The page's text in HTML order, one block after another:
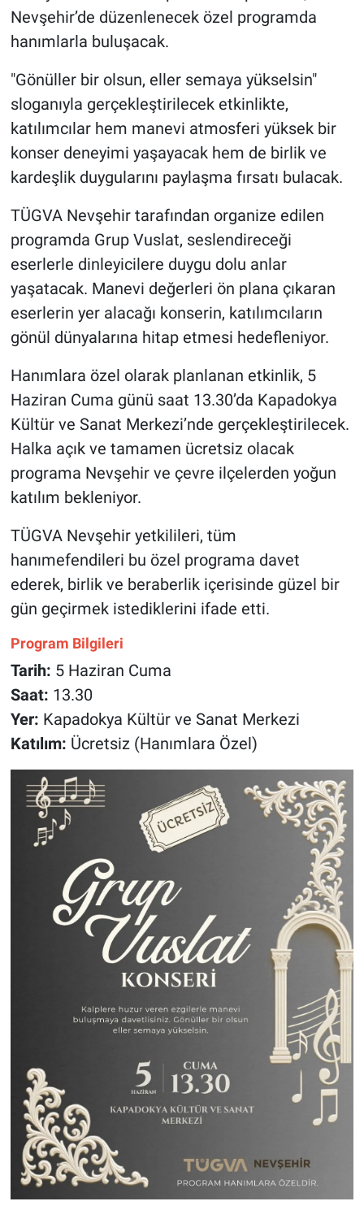
Nevşehir’de düzenlenecek özel programda
hanımlarla buluşacak.
"Gönüller bir olsun, eller semaya yükselsin"
sloganıyla gerçekleştirilecek etkinlikte,
katılımcılar hem manevi atmosferi yüksek bir
konser deneyimi yaşayacak hem de birlik ve
kardeşlik duygularını paylaşma fırsatı bulacak.
TÜGVA Nevşehir tarafından organize edilen
programda Grup Vuslat, seslendireceği
eserlerle dinleyicilere duygu dolu anlar
yaşatacak. Manevi değerleri ön plana çıkaran
eserlerin yer alacağı konserin, katılımcıların
gönül dünyalarına hitap etmesi hedefleniyor.
Hanımlara özel olarak planlanan etkinlik, 5
Haziran Cuma günü saat 13.30’da Kapadokya
Kültür ve Sanat Merkezi’nde gerçekleştirilecek.
Halka açık ve tamamen ücretsiz olacak
programa Nevşehir ve çevre ilçelerden yoğun
katılım bekleniyor.
TÜGVA Nevşehir yetkilileri, tüm
hanımefendileri bu özel programa davet
ederek, birlik ve beraberlik içerisinde güzel bir
gün geçirmek istediklerini ifade etti.
Program Bilgileri
Tarih: 5 Haziran Cuma
Saat: 13.30
Yer: Kapadokya Kültür ve Sanat Merkezi
Katılım: Ücretsiz (Hanımlara Özel)
Kırşehir
Yerel
Genel
Kültür - Sanat
Politika
Magazin
Çevre
Haberde İnsan